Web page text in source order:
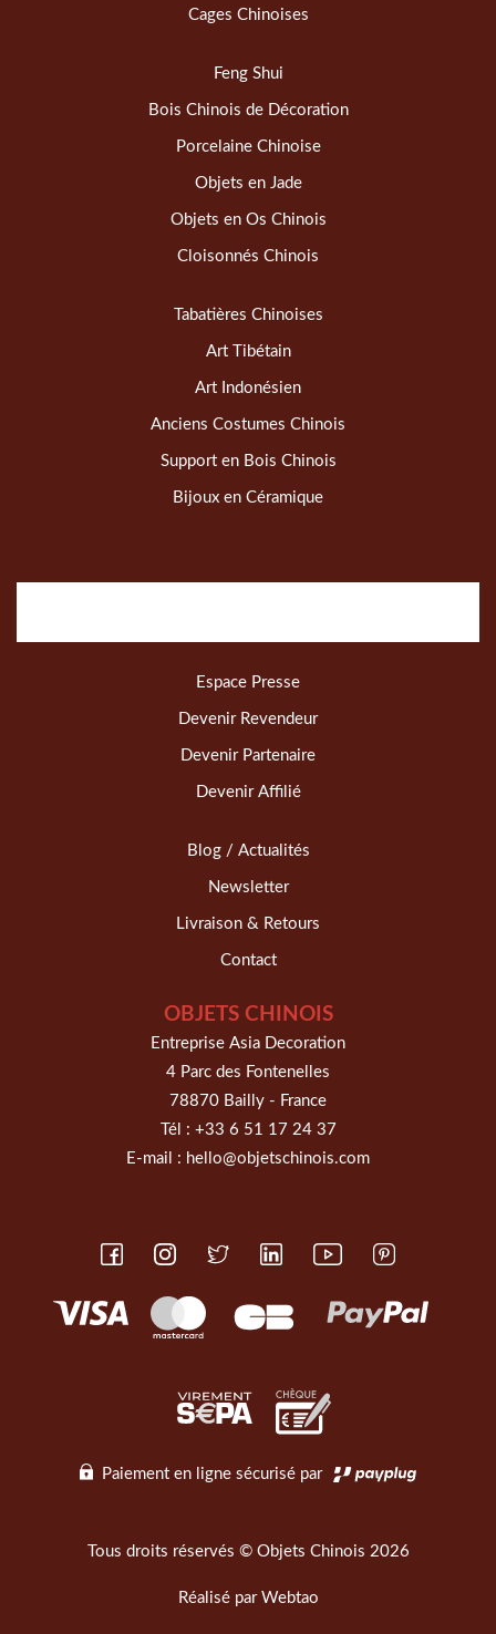
Cages Chinoises
Feng Shui
Bois Chinois de Décoration
Porcelaine Chinoise
Objets en Jade
Objets en Os Chinois
Cloisonnés Chinois
Tabatières Chinoises
Art Tibétain
Art Indonésien
Anciens Costumes Chinois
Support en Bois Chinois
Bijoux en Céramique
Espace Presse
Devenir Revendeur
Devenir Partenaire
Devenir Affilié
Blog / Actualités
Newsletter
Livraison & Retours
Contact
OBJETS CHINOIS
Entreprise Asia Decoration
4 Parc des Fontenelles
78870 Bailly - France
Tél : +33 6 51 17 24 37
E-mail : hello@objetschinois.com
Paiement en ligne sécurisé par
Tous droits réservés © Objets Chinois 2026
Réalisé par Webtao